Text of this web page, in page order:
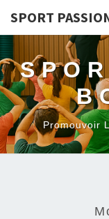
SPORT
Promouvoir